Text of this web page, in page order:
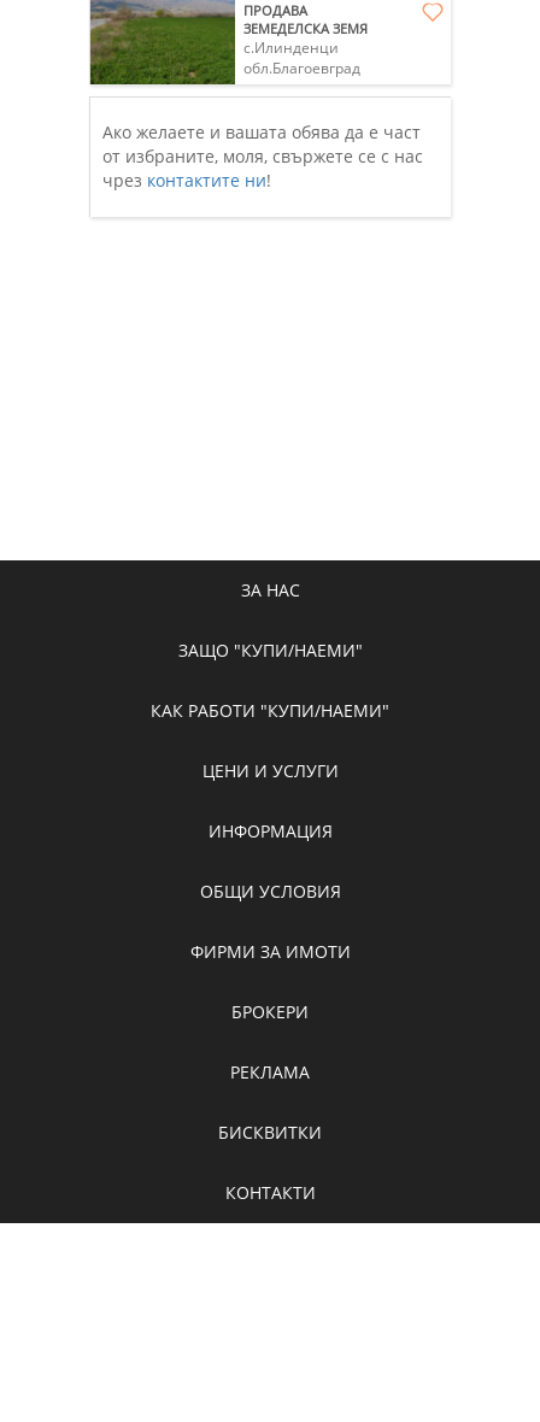
ПРОДАВА
ЗЕМЕДЕЛСКА ЗЕМЯ
с.Илинденци
обл.Благоевград
Ако желаете и вашата обява да е част
от избраните, моля, свържете се с нас
чрез контактите ни!
ЗА НАС
ЗАЩО "КУПИ/НАЕМИ"
КАК РАБОТИ "КУПИ/НАЕМИ"
ЦЕНИ И УСЛУГИ
ИНФОРМАЦИЯ
ОБЩИ УСЛОВИЯ
ФИРМИ ЗА ИМОТИ
БРОКЕРИ
РЕКЛАМА
БИСКВИТКИ
КОНТАКТИ